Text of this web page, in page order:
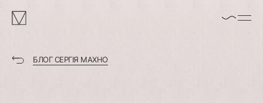
MAKHNO
logo
БЛОГ СЕРГІЯ МАХНО